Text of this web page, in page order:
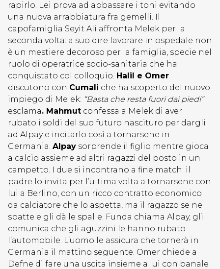
rapirlo. Lei prova ad abbassare i toni evitando
una nuova arrabbiatura fra gemelli. Il
capofamiglia Seyit Ali affronta Melek per la
seconda volta: a suo dire lavorare in ospedale non
è un mestiere decoroso per la famiglia, specie nel
ruolo di operatrice socio-sanitaria che ha
conquistato col colloquio. Halil e Omer
discutono con Cumali che ha scoperto del nuovo
impiego di Melek: “Basta che resta fuori dai piedi”
esclama. Mahmut confessa a Melek di aver
rubato i soldi del suo futuro nascituro per dargli
ad Alpay e incitarlo così a tornarsene in
Germania. Alpay sorprende il figlio mentre gioca
a calcio assieme ad altri ragazzi del posto in un
campetto. I due si incontrano a fine match: il
padre lo invita per l’ultima volta a tornarsene con
lui a Berlino, con un ricco contratto economico
da calciatore che lo aspetta, ma il ragazzo se ne
sbatte e gli dà le spalle. Funda chiama Alpay, gli
comunica che gli aguzzini le hanno rubato
l’automobile. L’uomo le assicura che tornerà in
Germania il mattino seguente. Omer chiede a
Defne di fare una uscita insieme a lui con banale